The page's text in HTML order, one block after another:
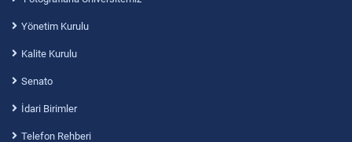
Yönetim Kurulu
Kalite Kurulu
Senato
İdari Birimler
Telefon Rehberi